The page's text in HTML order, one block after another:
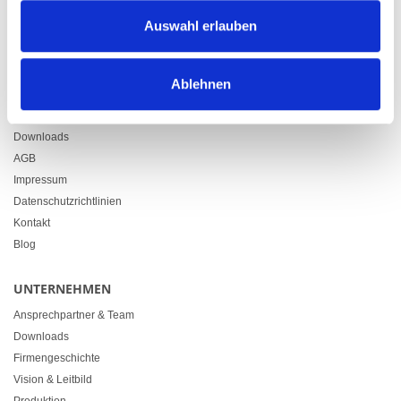
Auswahl erlauben
Ablehnen
Zürcherstrasse 37
LINKS
Downloads
AGB
Impressum
Datenschutzrichtlinien
Kontakt
Blog
UNTERNEHMEN
Ansprechpartner & Team
Downloads
Firmengeschichte
Vision & Leitbild